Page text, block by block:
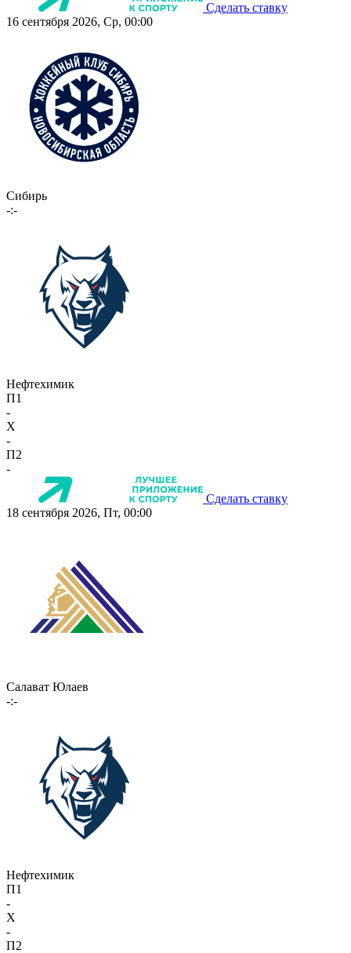
Сделать ставку
16 сентября 2026, Ср, 00:00
Сибирь
-:-
Нефтехимик
П1
-
X
-
П2
-
Сделать ставку
18 сентября 2026, Пт, 00:00
Салават Юлаев
-:-
Нефтехимик
П1
-
X
-
П2